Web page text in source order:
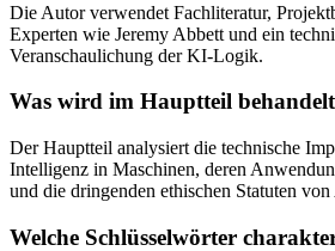
Die Autor verwendet Fachliteratur,
Experten wie Jeremy Abbett und ein
Veranschaulichung der KI-Logik.
Was wird im Hauptteil
Der Hauptteil analysiert die technische
Intelligenz in Maschinen, deren
und die dringenden ethischen Statuten
Welche Schlüsselwörter